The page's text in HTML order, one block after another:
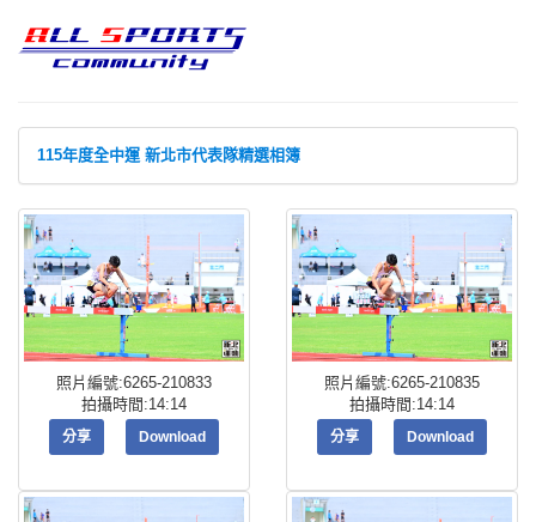
115年度全中運 新北市代表隊精選相簿
照片編號:6265-210833
拍攝時間:14:14
分享 Download
照片編號:6265-210835
拍攝時間:14:14
分享 Download